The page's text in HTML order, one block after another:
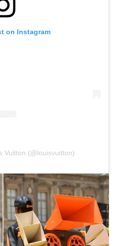
on Instagram
Vuitton (@louisvuitton)